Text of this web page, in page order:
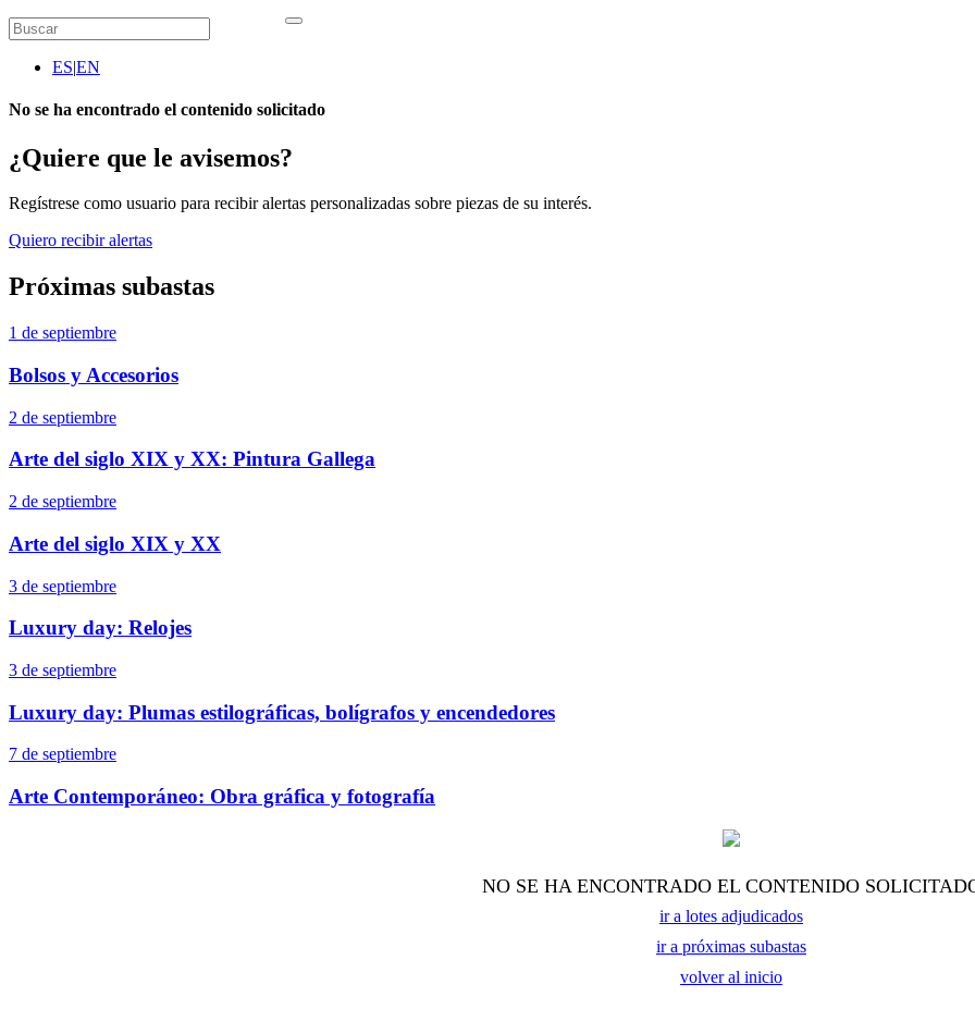
ES|EN
No se ha encontrado el contenido solicitado
¿Quiere que le avisemos?
Regístrese como usuario para recibir alertas personalizadas sobre piezas de su interés.
Quiero recibir alertas
Próximas subastas
1 de septiembre
Bolsos y Accesorios
2 de septiembre
Arte del siglo XIX y XX: Pintura Gallega
2 de septiembre
Arte del siglo XIX y XX
3 de septiembre
Luxury day: Relojes
3 de septiembre
Luxury day: Plumas estilográficas, bolígrafos y encendedores
7 de septiembre
Arte Contemporáneo: Obra gráfica y fotografía
NO SE HA ENCONTRADO EL CONTENIDO
ir a lotes adjudicados
ir a próximas subastas
volver al inicio